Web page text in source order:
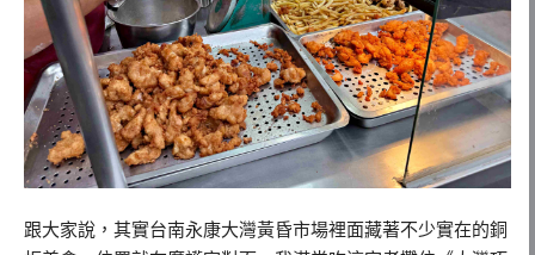
跟大家說，其實台南永康大灣黃昏市場裡面藏著不少實在的銅